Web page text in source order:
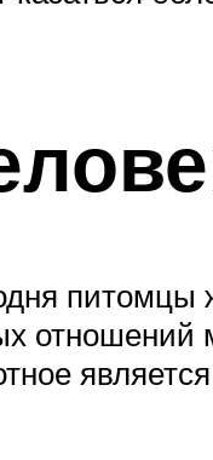
питомцы